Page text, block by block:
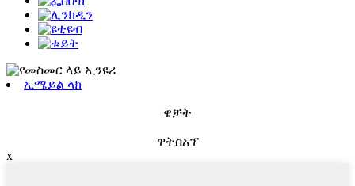
ኢሜይል ላክ
ዌቻት
ዋትስአፕ
x